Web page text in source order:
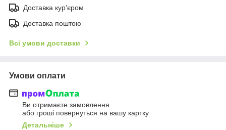
Доставка кур'єром
Доставка поштою
Всі умови доставки
Умови оплати
Ви отримаєте замовлення
або гроші повернуться на вашу картку
Детальніше